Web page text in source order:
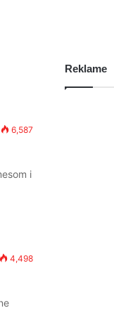
6,587
i
4,498
Reklame